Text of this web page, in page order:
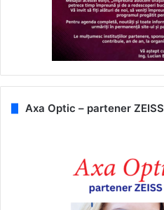
Axa Optic – partener ZEISS